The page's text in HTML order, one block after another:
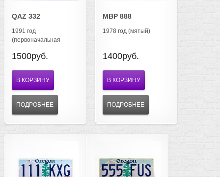
QAZ 332
1991 год
(первоначальная
1500руб.
В КОРЗИНУ
ПОДРОБНЕЕ
MBP 888
1978 год (мятый)
1400руб.
В КОРЗИНУ
ПОДРОБНЕЕ